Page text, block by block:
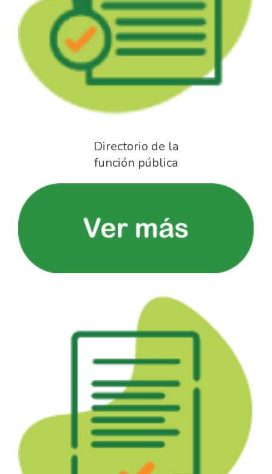
Directorio de la
función pública